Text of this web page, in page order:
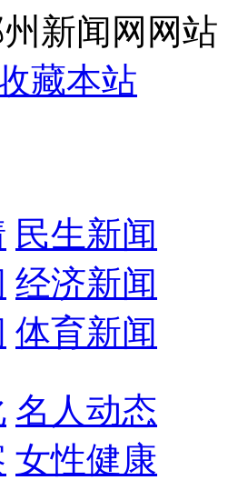
新闻网网站
藏本站
民生新闻
经济新闻
体育新闻
名人动态
女性健康